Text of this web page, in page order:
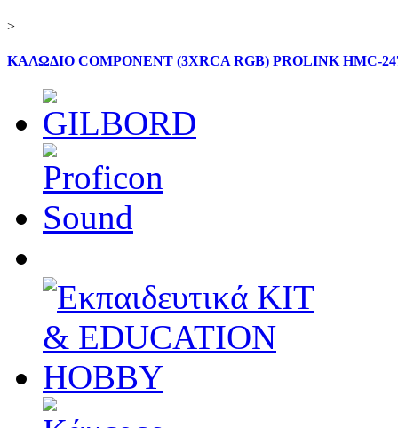
>
ΚΑΛΩΔΙΟ COMPONENT (3XRCA RGB) PROLINK HMC-